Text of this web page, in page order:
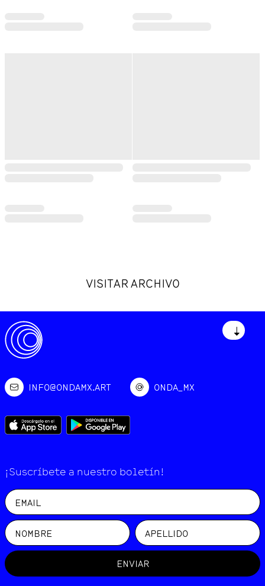
VISITAR ARCHIVO
↓
INFO@ONDAMX.ART ONDA_MX
¡Suscríbete a nuestro boletín!
ENVIAR